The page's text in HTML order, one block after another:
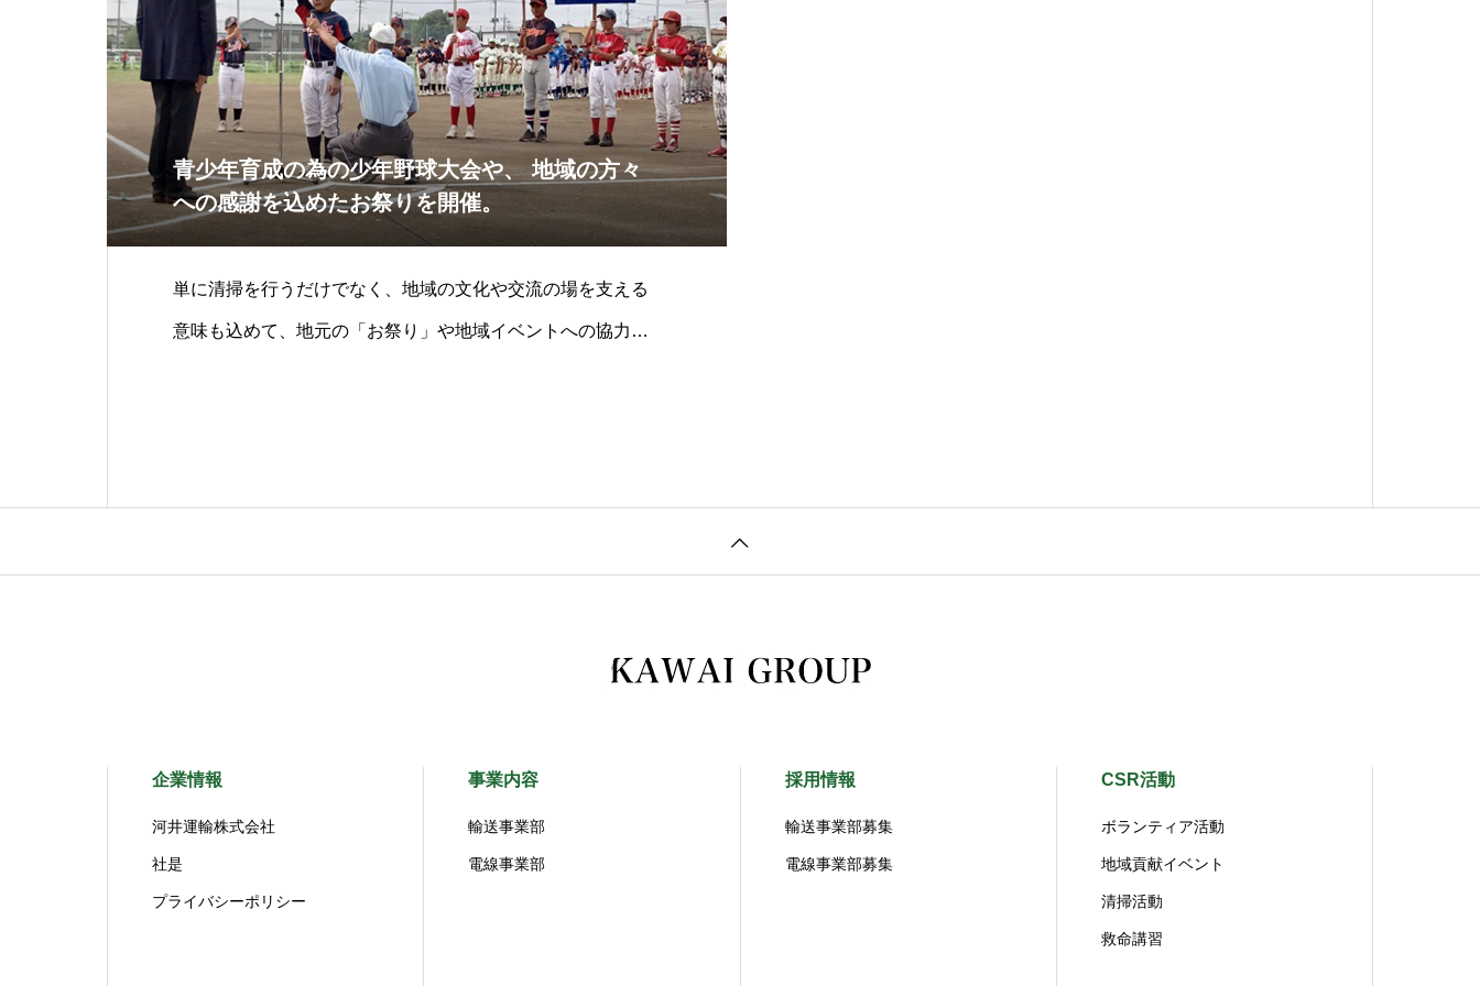
青少年育成の為の少年野球大会や、 地域の方々
への感謝を込めたお祭りを開催。
単に清掃を行うだけでなく、地域の文化や交流の場を支える
意味も込めて、地元の「お祭り」や地域イベントへの協力を
企業情報
河井運輸株式会社
社是
プライバシーポリシー
事業内容
輸送事業部
電線事業部
採用情報
輸送事業部募集
電線事業部募集
CSR活動
ボランティア活動
地域貢献イベント
清掃活動
救命講習